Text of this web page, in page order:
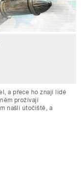
a přece ho znají lidé
prožívají
našli útočiště, a